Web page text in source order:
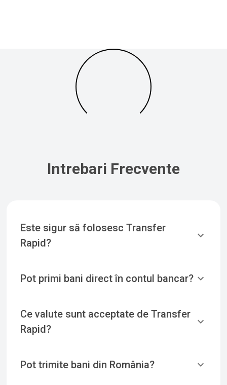
Intrebari Frecvente
Este sigur să folosesc Transfer
Rapid?
Pot primi bani direct în contul bancar?
Ce valute sunt acceptate de Transfer
Rapid?
Pot trimite bani din România?